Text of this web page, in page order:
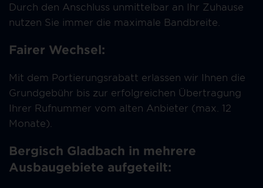
Durch den Anschluss unmittelbar an Ihr Zuhause
nutzen Sie immer die maximale Bandbreite.
Fairer Wechsel:
Mit dem Portierungsrabatt erlassen wir Ihnen die
Grundgebühr bis zur erfolgreichen Übertragung
Ihrer Rufnummer vom alten Anbieter (max. 12
Monate).
Bergisch Gladbach in mehrere
Ausbaugebiete aufgeteilt: